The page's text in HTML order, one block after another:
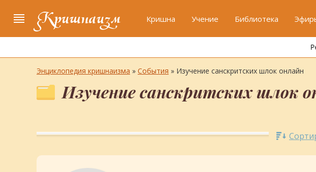
Кришнаизм Кришна Учение Библиотека
Энциклопедия кришнаизма » События » Изучение санскритских шлок онлайн
Изучение санскритских шлок